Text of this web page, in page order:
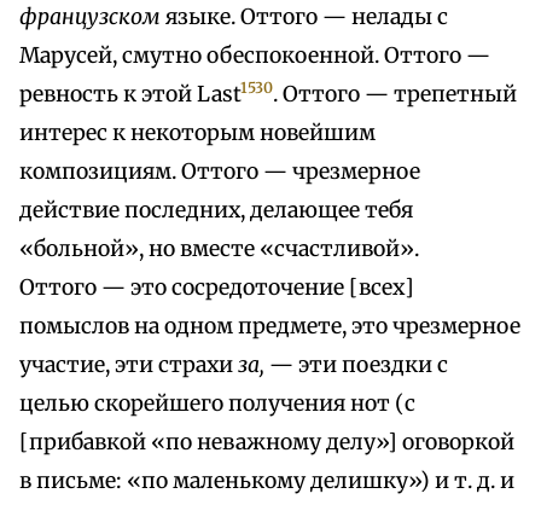
французском языке. Оттого — нелады с
Марусей, смутно обеспокоенной. Оттого —
ревность к этой Last1530. Оттого — трепетный
интерес к некоторым новейшим
композициям. Оттого — чрезмерное
действие последних, делающее тебя
«больной», но вместе «счастливой».
Оттого — это сосредоточение [всех]
помыслов на одном предмете, это чрезмерное
участие, эти страхиза, — эти поездки с
целью скорейшего получения нот (с
[прибавкой «по неважному делу»] оговоркой
в письме: «по маленькому делишку») и т. д. и